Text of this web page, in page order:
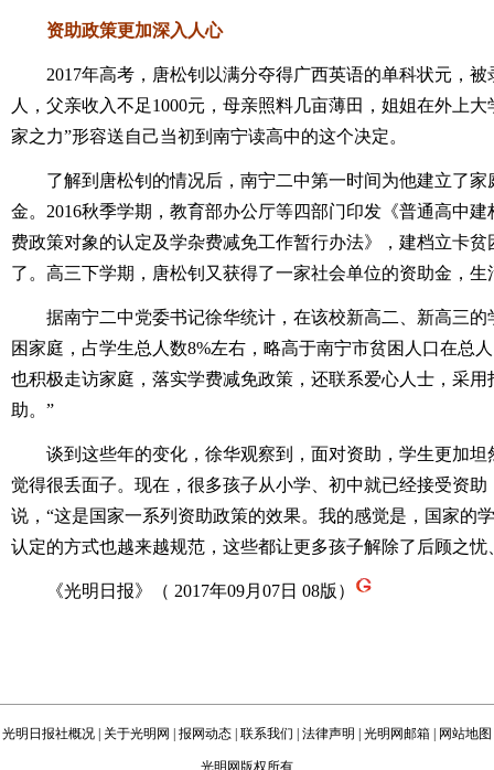
资助政策更加深入人心
2017年高考，唐松钊以满分夺得广西英语的单科状元，被
人，父亲收入不足1000元，母亲照料几亩薄田，姐姐在外上
家之力”形容送自己当初到南宁读高中的这个决定。
了解到唐松钊的情况后，南宁二中第一时间为他建立了家
金。2016秋季学期，教育部办公厅等四部门印发《普通高中
费政策对象的认定及学杂费减免工作暂行办法》，建档立卡
了。高三下学期，唐松钊又获得了一家社会单位的资助金，
据南宁二中党委书记徐华统计，在该校新高二、新高三的
困家庭，占学生总人数8%左右，略高于南宁市贫困人口在总
也积极走访家庭，落实学费减免政策，还联系爱心人士，采
助。”
谈到这些年的变化，徐华观察到，面对资助，学生更加坦
觉得很丢面子。现在，很多孩子从小学、初中就已经接受资
说，“这是国家一系列资助政策的效果。我的感觉是，国家的
认定的方式也越来越规范，这些都让更多孩子解除了后顾之忧
《光明日报》（ 2017年09月07日 08版）
光明日报社概况 关于光明网 报网动态 联系我们 法律声明 光明网邮箱 网站地图
光明网版权所有